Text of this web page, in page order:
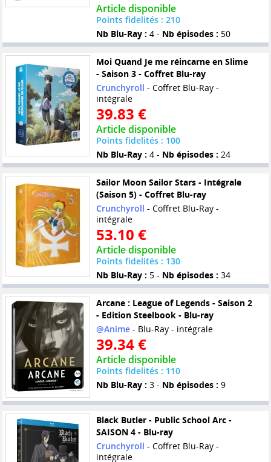
Article disponible
Points fidelités : 210
Nb Blu-Ray : 4 - Nb épisodes : 50
Moi Quand Je me réincarne en Slime
- Saison 3 - Coffret Blu-ray
Crunchyroll - Coffret Blu-Ray -
intégrale
39.83 €
Article disponible
Points fidelités : 100
Nb Blu-Ray : 4 - Nb épisodes : 24
Sailor Moon Sailor Stars - Intégrale
(Saison 5) - Coffret Blu-ray
Crunchyroll - Coffret Blu-Ray -
intégrale
53.10 €
Article disponible
Points fidelités : 130
Nb Blu-Ray : 5 - Nb épisodes : 34
Arcane : League of Legends - Saison 2
- Edition Steelbook - Blu-ray
@Anime- Blu-Ray - intégrale
39.34 €
Article disponible
Points fidelités : 110
Nb Blu-Ray : 3 - Nb épisodes : 9
Black Butler - Public School Arc -
SAISON 4 - Blu-ray
Crunchyroll - Coffret Blu-Ray -
intégrale